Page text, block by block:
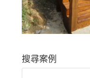
搜尋案例